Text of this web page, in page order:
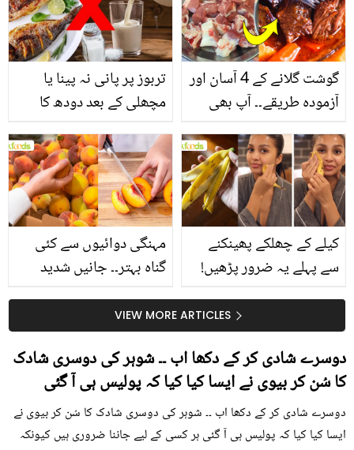
تربوز پر پانی نہ پینا یا
مچھلی کے بعد دودھ کا
استعمال۔۔ جانیں کھانوں
سے متعلق غلط فہمیوں کی
حقیقت کیا ہے اور افواہ
کیا؟
گوشت گلانے کے 4 آسان اور
آزمودہ طریقے۔۔ آپ بھی
جانیں انٹرنیشنل شیف کے
بتائے راز
مہنگی دوائیوں سے کئی
گناہ بہتر۔۔ جانیں شدید
گرمی کے موسم میں آڑو
کیوں کھانا چاہیے؟
کیلے کے چھلکے پھینکنے
سے پہلے یہ ضرور پڑھیں!
جلد کے 3 بڑے مسائل کا
سستا اور قدرتی حلVIEW MORE ARTICLES
دوسرے شادی کر کے دکھا اب ۔۔ شوہر کی دوسری شادک
کا سُن کر بیوی نے ایسا کیا کیا کہ پولیس ہی آ گئی
دوسرے شادی کر کے دکھا اب ۔۔ شوہر کی دوسری شادک کا سُن کر بیوی نے
ایسا کیا کیا کہ پولیس ہی آ گئی ہر کسی کے لیے جاننا ضروری ہیں کیونکہ